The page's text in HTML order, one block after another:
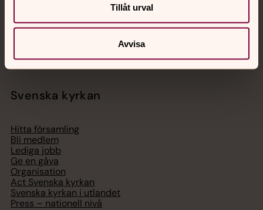
Tillåt urval
Avvisa
Digitalt brev
Svenska kyrkan
Hitta församling
Bli medlem
Lediga jobb
Ge en gåva
Organisation
Act Svenska kyrkan
Svenska kyrkan i utlandet
Press – nationell nivå